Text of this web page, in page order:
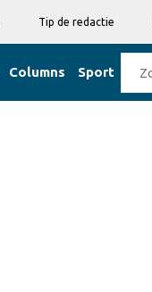
Tip de redactie
Columns Sport